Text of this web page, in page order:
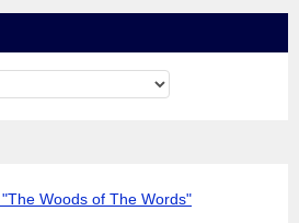
Woods of The Words"